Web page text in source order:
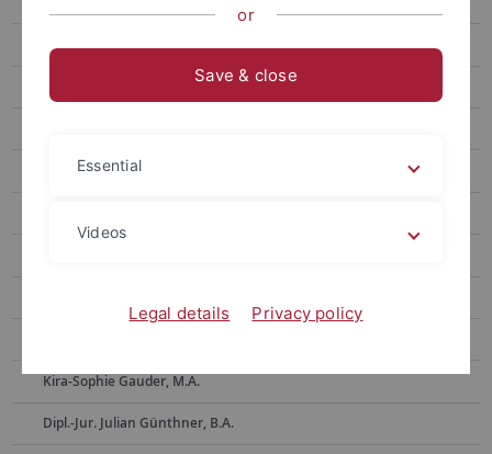
Dr. Barbara Bergmann
Dr. Klaus Bott
Kira-Sophie Gauder, M.A.
Dipl.-Jur. Julian Günthner, B.A.
or
Save & close
Essential
Videos
Legal details Privacy policy